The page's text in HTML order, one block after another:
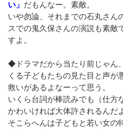
い」 だもんなー。素敵。
いや勿論、それまでの石丸さん
スでの鬼久保さんの演説も素敵
すよ。
◆ドラマだから当たり前じゃん
くる子どもたちの見た目と声が
救いがあるよなーって思う。
いくら台詞が棒読みでも（仕方
かわいければ大体許されるんだ
そこらへんは子どもと若い女の